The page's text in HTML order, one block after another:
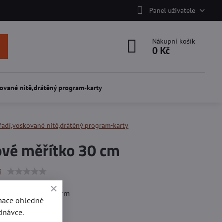
Panel uživatele
Nákupní košík
0 Kč
nitě,drátěný program-karty
nitě,drátěný program-karty
měřítko 30 cm
pravítka: 33,5cm
3cm
ohledně